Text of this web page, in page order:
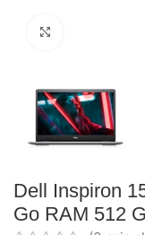
Dell Inspiron
Go RAM 512